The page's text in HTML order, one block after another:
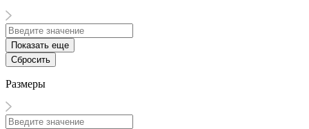
Показать еще
Сбросить
Размеры